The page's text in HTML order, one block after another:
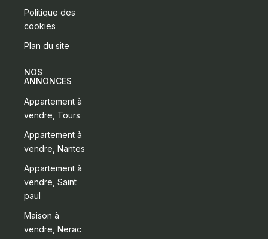
Politique des
cookies
Plan du site
NOS
ANNONCES
Appartement à
vendre, Tours
Appartement à
vendre, Nantes
Appartement à
vendre, Saint
paul
Maison à
vendre, Nerac